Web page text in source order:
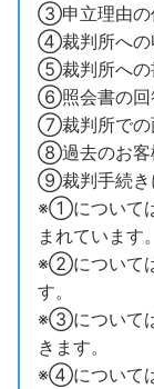
③申立理由の
④裁判所への
⑤裁判所への
⑥照会書の回
⑦裁判所での
⑧過去のお客
⑨裁判手続き
※①について
まれています。
※②について
す。
※③について
きます。
※④について